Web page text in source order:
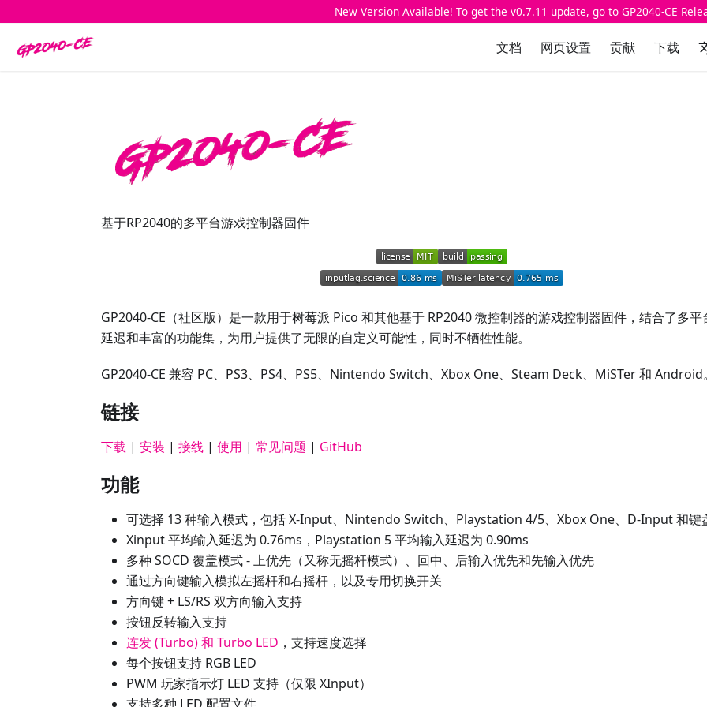
New Version Available! To get the v0.7.11 update, go to GP2040-CE
文档 网页设置 贡献 下载
基于RP2040的多平台游戏控制器固件
GP2040-CE（社区版）是一款用于树莓派 Pico 和其他基于 RP2040 微控制器的游戏控制器固件，结合了多
延迟和丰富的功能集，为用户提供了无限的自定义可能性，同时不牺牲性能。
GP2040-CE 兼容 PC、PS3、PS4、PS5、Nintendo Switch、Xbox One、Steam Deck、MiSTer 和 Android。
链接
下载 | 安装 | 接线 | 使用 | 常见问题 | GitHub
功能
可选择 13 种输入模式，包括 X-Input、Nintendo Switch、Playstation 4/5、Xbox One、D-Input 和键
Xinput 平均输入延迟为 0.76ms，Playstation 5 平均输入延迟为 0.90ms
多种 SOCD 覆盖模式 - 上优先（又称无摇杆模式）、回中、后输入优先和先输入优先
通过方向键输入模拟左摇杆和右摇杆，以及专用切换开关
方向键 + LS/RS 双方向输入支持
按钮反转输入支持
连发 (Turbo) 和 Turbo LED ，支持速度选择
每个按钮支持 RGB LED
PWM 玩家指示灯 LED 支持（仅限 XInput）